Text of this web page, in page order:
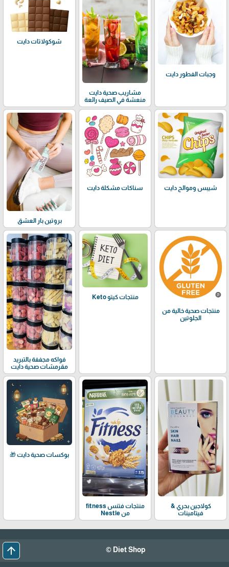
وجبات الفطور دايت
مشاريب صحية دايت
منعشة في الصيف رائعة
شوكولاتات دايت
شيبس وموالح دايت سناكات مشكلة دايت
بروتين بار العشق
منتجات صحية خالية من
الجلوتين
منتجات كيتو Keto
فواكه مجففة بالتبريد
مقرمشات صحية دايت
كولاجين بحري &
فيتامينات
منتجات فتنس fitness
من Nestle
بوكسات صحية دايت 🎁
Diet Shop ©
arrow_upward